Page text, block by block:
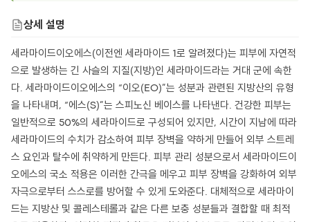
상세 설명
세라마이드이오에스(이전엔 세라마이드 1로 알려졌다)는 피부에 자연적
으로 발생하는 긴 사슬의 지질(지방)인 세라마이드라는 거대 군에 속한
다. 세라마이드이오에스의 “이오(EO)”는 성분과 관련된 지방산의 유형
을 나타내며, “에스(S)”는 스피노신 베이스를 나타낸다. 건강한 피부는
일반적으로 50%의 세라마이드로 구성되어 있지만, 시간이 지남에 따라
세라마이드의 수치가 감소하여 피부 장벽을 약하게 만들어 외부 스트레
스 요인과 탈수에 취약하게 만든다. 피부 관리 성분으로서 세라마이드이
오에스의 국소 적용은 이러한 간극을 메우고 피부 장벽을 강화하여 외부
자극으로부터 스스로를 방어할 수 있게 도와준다. 대체적으로 세라마이
드는 지방산 및 콜레스테롤과 같은 다른 보충 성분들과 결합할 때 최적